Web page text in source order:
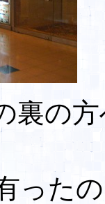
裏の
った